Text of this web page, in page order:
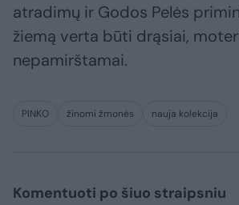
atradimų ir Godos Pelės
žiemą verta būti drąsiai,
nepamirštamai.
PINKO žinomi žmonės nauja kolekcija
Komentuoti po šiuo straipsniu